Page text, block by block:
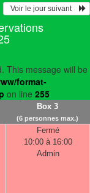
  Voir le jour suivant
This message will be
format-
on line 255
Box 3
(6 personnes max.)
Fermé
10:00 à 16:00
Admin